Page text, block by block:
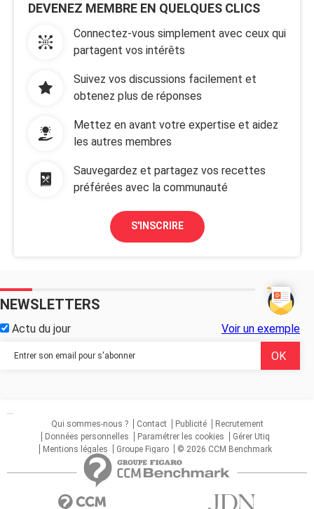
DEVENEZ MEMBRE EN QUELQUES CLICS
Connectez-vous simplement avec ceux qui
partagent vos intérêts
Suivez vos discussions facilement et
obtenez plus de réponses
Mettez en avant votre expertise et aidez
les autres membres
Sauvegardez et partagez vos recettes
préférées avec la communauté
S'INSCRIRE
NEWSLETTERS
Actu du jour Voir un exemple
...
Qui sommes-nous ?
Contact Publicité
Recrutement
Données personnelles
Paramétrer les cookies
Gérer Utiq
Mentions légales
Groupe Figaro © 2026 CCM Benchmark